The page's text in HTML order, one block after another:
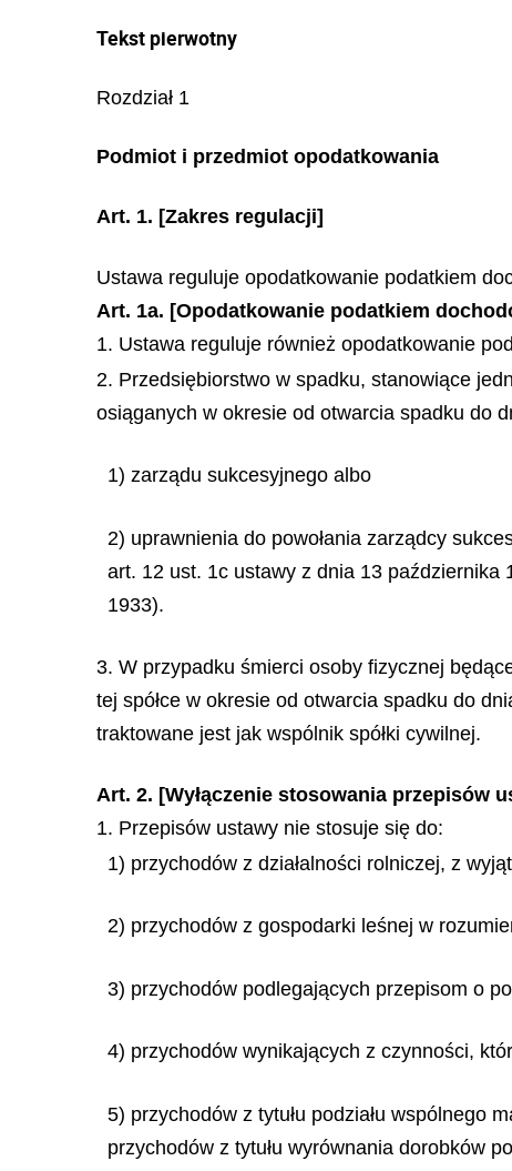
Tekst pierwotny
Rozdział 1
Podmiot i przedmiot opodatkowania
Art. 1. [Zakres regulacji]
Ustawa reguluje opodatkowanie podatkiem
Art. 1a. [Opodatkowanie podatkiem
1. Ustawa reguluje również opodatkowanie
2. Przedsiębiorstwo w spadku, stanowiące
osiąganych w okresie od otwarcia spadku do
1) zarządu sukcesyjnego albo
2) uprawnienia do powołania zarządcy
art. 12 ust. 1c ustawy z dnia 13 października
1933).
3. W przypadku śmierci osoby fizycznej
tej spółce w okresie od otwarcia spadku do
traktowane jest jak wspólnik spółki cywilnej.
Art. 2. [Wyłączenie stosowania przepisów
1. Przepisów ustawy nie stosuje się do:
1) przychodów z działalności rolniczej, z
2) przychodów z gospodarki leśnej w
3) przychodów podlegających przepisom o
4) przychodów wynikających z czynności,
5) przychodów z tytułu podziału wspólnego
przychodów z tytułu wyrównania dorobków